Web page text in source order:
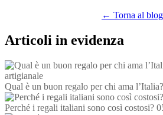
← Torna al blog
Articoli in evidenza
Qual è un buon regalo per chi ama l’Italia?
Perché i regali italiani sono così costosi?